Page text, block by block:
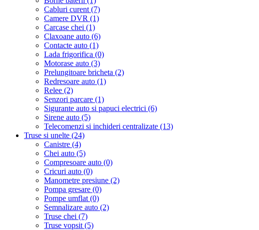
Cabluri curent (7)
Camere DVR (1)
Carcase chei (1)
Claxoane auto (6)
Contacte auto (1)
Lada frigorifica (0)
Motorase auto (3)
Prelungitoare bricheta (2)
Redresoare auto (1)
Relee (2)
Senzori parcare (1)
Sigurante auto si papuci electrici (6)
Sirene auto (5)
Telecomenzi si inchideri centralizate (13)
Truse si unelte (24)
Canistre (4)
Chei auto (5)
Compresoare auto (0)
Cricuri auto (0)
Manometre presiune (2)
Pompa gresare (0)
Pompe umflat (0)
Semnalizare auto (2)
Truse chei (7)
Truse vopsit (5)